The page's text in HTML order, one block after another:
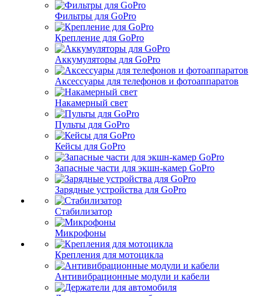
Фильтры для GoPro
Крепление для GoPro
Аккумуляторы для GoPro
Аксессуары для телефонов и фотоаппаратов
Накамерный свет
Пульты для GoPro
Кейсы для GoPro
Запасные части для экшн-камер GoPro
Зарядные устройства для GoPro
Стабилизатор
Микрофоны
Крепления для мотоцикла
Антивибрационные модули и кабели